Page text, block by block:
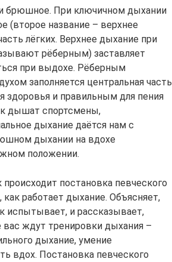
брюшное. При ключичном дыхании
(второе название – верхнее
лёгких. Верхнее дыхание при
рёберным) заставляет
при выдохе. Рёберным
заполняется центральная часть
здоровья и правильным для пения
дышат спортсмены,
дыхание даётся нам с
дыхании на вдохе
положении.
постановка певческого
как работает дыхание. Объясняет,
испытывает, и рассказывает,
ждут тренировки дыхания –
дыхание, умение
вдох. Постановка певческого